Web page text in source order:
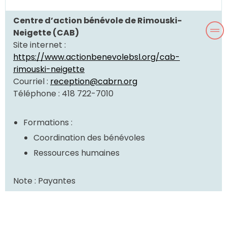
Centre d’action bénévole de Rimouski-
Neigette (CAB)
Site internet :
https://www.actionbenevolebsl.org/cab-
rimouski-neigette
Courriel : reception@cabrn.org
Téléphone : 418 722-7010
Formations :
Coordination des bénévoles
Ressources humaines
Note : Payantes